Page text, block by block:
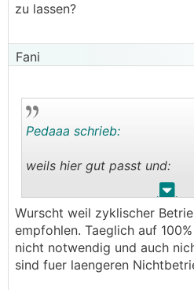
zu lassen?
Fani
. .
Pedaaa schrieb:
weils hier gut passt und:
──────
Fani schrieb: Ideal für
bei 100% rumstehen
───────────────
Wurscht weil zyklischer
empfohlen. Taeglich auf
nicht notwendig und auch
sind fuer laengeren